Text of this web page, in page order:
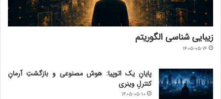
زیبایی شناسی الگوریتم
۱۴۰۵-۰۵-۱۴
پایانِ یک اتوپیا: هوش مصنوعی و بازگشتِ آرمانِ
کنترلِ وینری
۱۴۰۵-۰۵-۱۰